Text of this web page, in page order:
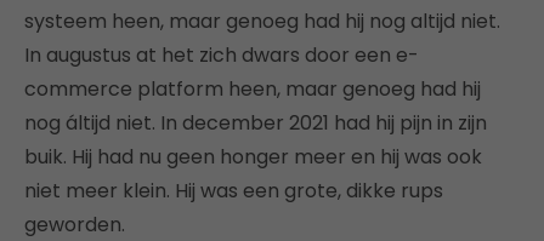
systeem heen, maar genoeg had hij nog altijd niet.
In augustus at het zich dwars door een e-
commerce platform heen, maar genoeg had hij
nog áltijd niet. In december 2021 had hij pijn in zijn
buik. Hij had nu geen honger meer en hij was ook
niet meer klein. Hij was een grote, dikke rups
geworden.